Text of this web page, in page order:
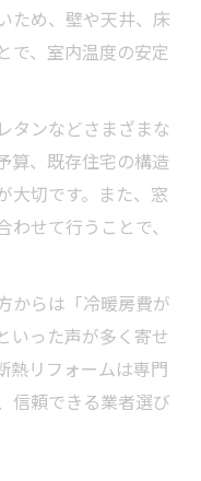
ため、壁や天井、床
で、室内温度の安定
タンなどさまざまな
算、既存住宅の構造
大切です。また、窓
せて行うことで、
からは「冷暖房費が
いった声が多く寄せ
熱リフォームは専門
信頼できる業者選び